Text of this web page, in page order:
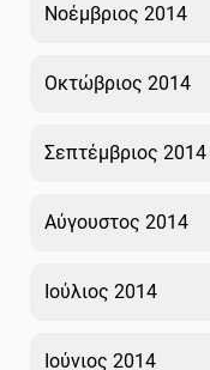
Νοέμβριος 2014
Οκτώβριος 2014
Σεπτέμβριος 2014
Αύγουστος 2014
Ιούλιος 2014
Ιούνιος 2014